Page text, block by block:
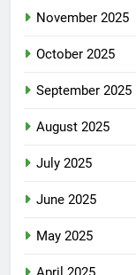
November 2025
October 2025
September 2025
August 2025
July 2025
June 2025
May 2025